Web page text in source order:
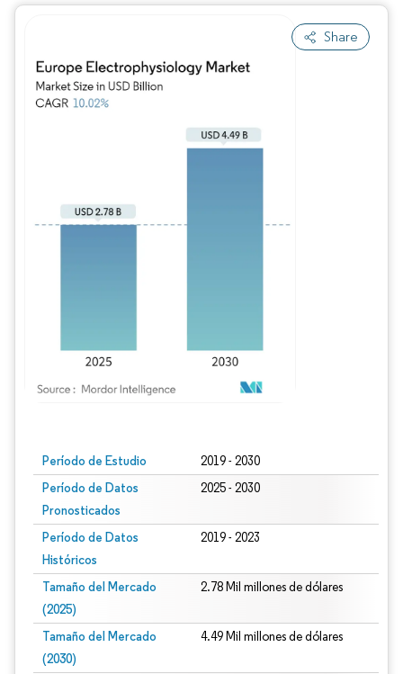
Share
Período de Estudio 2019 - 2030
Período de Datos
Pronosticados
2025 - 2030
Período de Datos
Históricos
2019 - 2023
Tamaño del Mercado
(2025)
2.78 Mil millones de dólares
Tamaño del Mercado
(2030)
4.49 Mil millones de dólares